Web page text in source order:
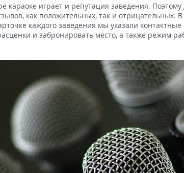
караоке играет и репутация заведения.
как положительных, так и отрицательных.
каждого заведения мы указали
и забронировать место, а также режим